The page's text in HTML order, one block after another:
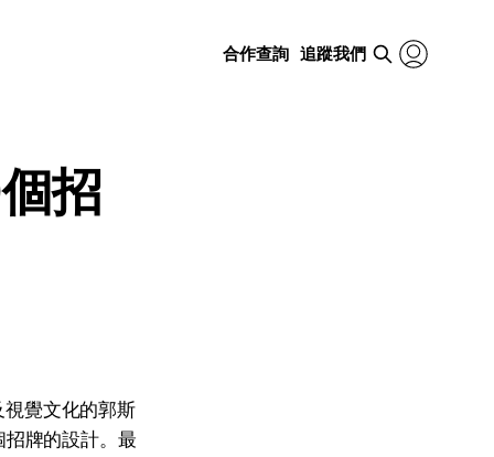
合作查詢 追蹤我們
招
覺文化的郭斯
牌的設計。最